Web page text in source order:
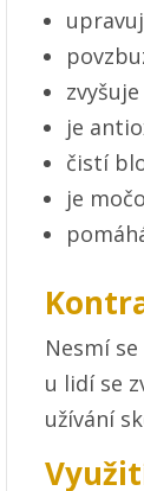
je
čistí
je
Nesmí
u lidí se
užívání